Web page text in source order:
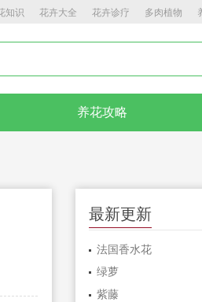
知识 花卉大全 花卉诊疗 多肉植物
养花攻略
最新更新
法国香水花
绿萝
紫藤